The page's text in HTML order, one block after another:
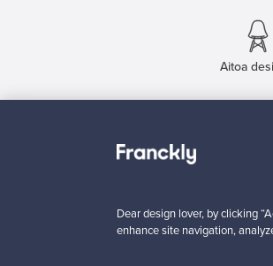
Aitoa
Franckly
Käyttöehdot
Yksityisyys
Dear design lover, by clicking
enhance site navigation,